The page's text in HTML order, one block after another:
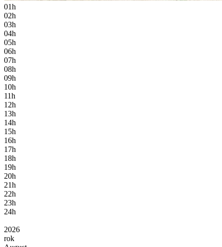
01h
02h
03h
04h
05h
06h
07h
08h
09h
10h
11h
12h
13h
14h
15h
16h
17h
18h
19h
20h
21h
22h
23h
24h
2026
rok